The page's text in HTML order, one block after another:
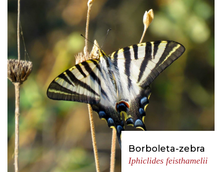
Borboleta-zebra
Iphiclides feisthamelii